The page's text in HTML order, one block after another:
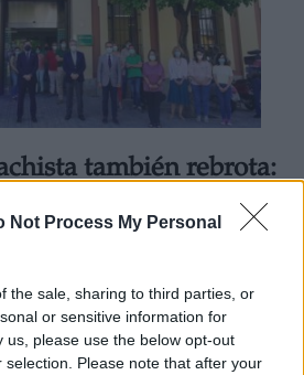
Not Process My Personal
the sale, sharing to third parties, or
or sensitive information for
us, please use the below opt-out
Please note that after your
también rebrota:
a su mujer y a dos de